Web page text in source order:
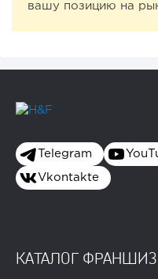
вашу позицию на
Telegram
Vkontakte
КАТАЛОГ ФРАНШИЗ